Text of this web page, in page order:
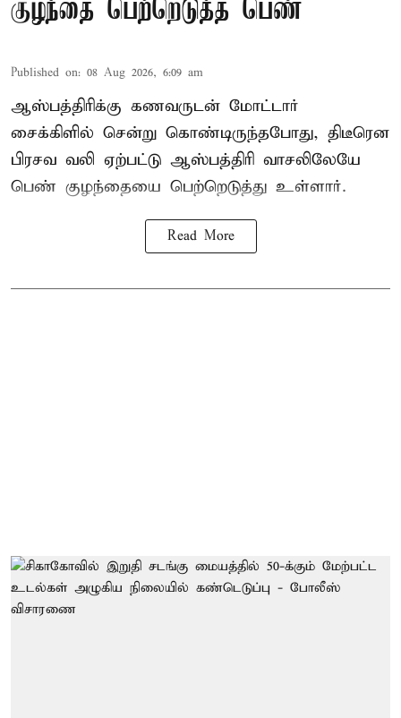
குழந்தை பெற்றெடுத்த பெண்
Published on: 08 Aug 2026, 6:09 am
ஆஸ்பத்திரிக்கு கணவருடன் மோட்டார்
சைக்கிளில் சென்று கொண்டிருந்தபோது, திடீரென
பிரசவ வலி ஏற்பட்டு ஆஸ்பத்திரி வாசலிலேயே
பெண் குழந்தையை பெற்றெடுத்து உள்ளார்.
Read More